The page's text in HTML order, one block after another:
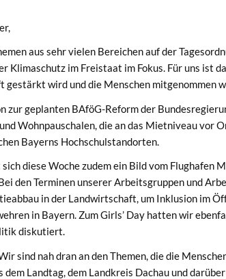
aus sehr vie­len Bere­ichen auf der
Kli­maschutz im Freis­taat im Fokus. Für uns ist
gestärkt wird und die Men­schen mitgenom­men
zur geplanten BAföG-Reform der
Wohn­pauschalen, die an das Miet­niveau vor
Bay­erns Hochschulstandorten.
diese Woche zudem ein Bild vom Flughafen
den Ter­mi­nen unser­er Arbeits­grup­pen und
in der Land­wirtschaft, um Inklu­sion im
in Bay­ern. Zum Girls’ Day hat­ten wir
diskutiert.
sind nah dran an den The­men, die die
dem Land­tag, dem Land­kreis Dachau und